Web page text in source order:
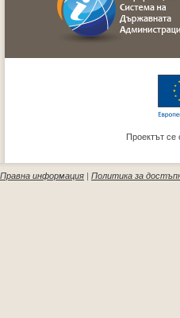
Проектът се
Правна информация | Политика за